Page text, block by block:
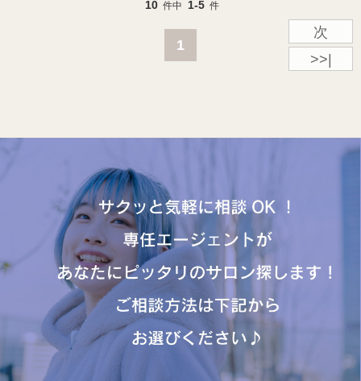
10 件中 1-5 件
1
次
>>|